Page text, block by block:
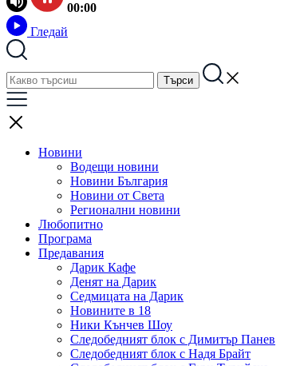
00:00
Гледай
Новини
Водещи новини
Новини България
Новини от Света
Регионални новини
Любопитно
Програма
Предавания
Дарик Кафе
Денят на Дарик
Седмицата на Дарик
Новините в 18
Ники Кънчев Шоу
Следобедният блок с Димитър Панев
Следобедният блок с Надя Брайт